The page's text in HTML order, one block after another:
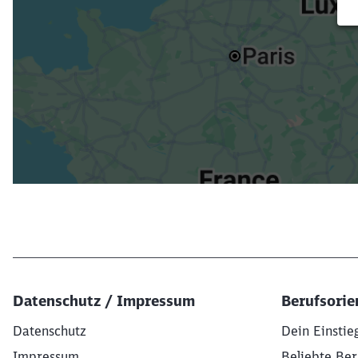
Datenschutz / Impressum
Datenschutz
Dein